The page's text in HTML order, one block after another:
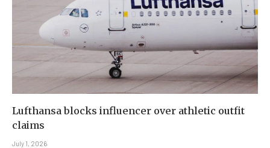
Lufthansa blocks influencer over athletic outfit
claims
July 1, 2026